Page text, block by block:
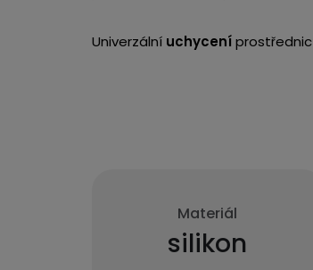
Univerzální uchycení
Materiál
silikon